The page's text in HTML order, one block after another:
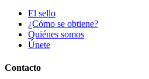
El sello
¿Cómo se obtiene?
Quiénes somos
Únete
Contacto